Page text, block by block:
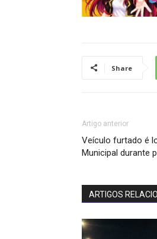
Share
Artigo anterior
Veículo furtado é
Municipal durante
ARTIGOS